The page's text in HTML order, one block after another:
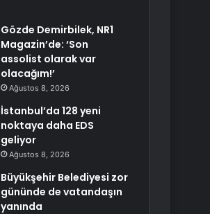
Gözde Demirbilek, NR1
Magazin’de: ‘Son
assolist olarak var
olacağım!’
Ağustos 8, 2026
İstanbul’da 128 yeni
noktaya daha EDS
geliyor
Ağustos 8, 2026
Büyükşehir Belediyesi zor
gününde de vatandaşın
yanında